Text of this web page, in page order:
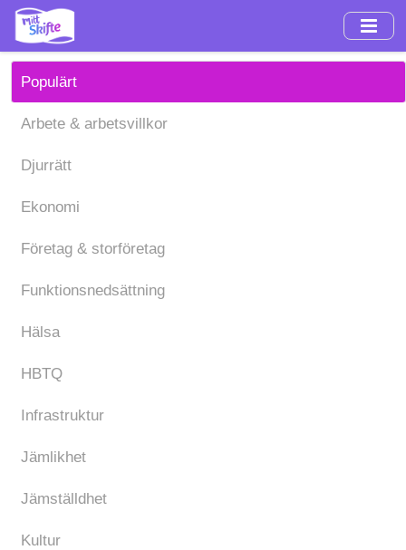
Hoppa
huvudinnehåll
Populärt
Arbete & arbetsvillkor
Djurrätt
Ekonomi
Företag & storföretag
Funktionsnedsättning
Hälsa
HBTQ
Infrastruktur
Jämlikhet
Jämställdhet
Kultur